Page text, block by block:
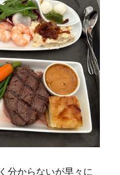
分からないが早々に